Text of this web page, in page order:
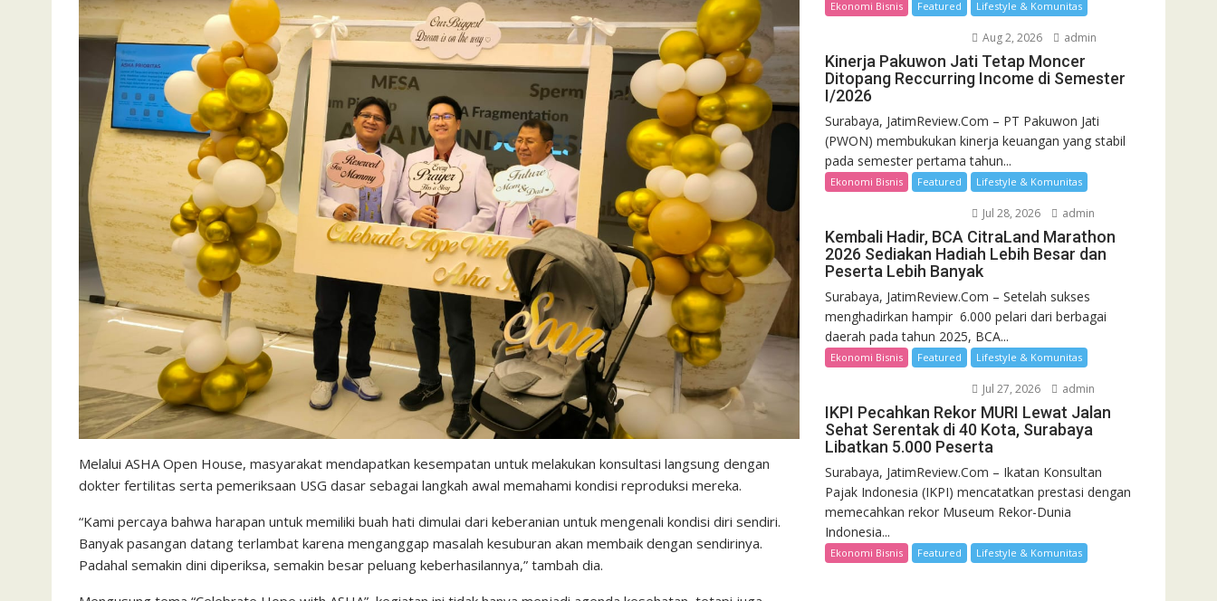
Melalui ASHA Open House, masyarakat mendapatkan kesempatan untuk melakukan konsultasi langsung dengan
dokter fertilitas serta pemeriksaan USG dasar sebagai langkah awal memahami kondisi reproduksi mereka.
“Kami percaya bahwa harapan untuk memiliki buah hati dimulai dari keberanian untuk mengenali kondisi diri sendiri.
Banyak pasangan datang terlambat karena menganggap masalah kesuburan akan membaik dengan sendirinya.
Padahal semakin dini diperiksa, semakin besar peluang keberhasilannya,” tambah dia.
Ekonomi Bisnis Featured Lifestyle & Komunitas
Aug 2, 2026 admin
Kinerja Pakuwon Jati Tetap Moncer
Ditopang Reccurring Income di Semester
I/2026
Surabaya, JatimReview.Com – PT Pakuwon Jati
(PWON) membukukan kinerja keuangan yang stabil
pada semester pertama tahun...
Ekonomi Bisnis Featured Lifestyle & Komunitas
Jul 28, 2026 admin
Kembali Hadir, BCA CitraLand Marathon
2026 Sediakan Hadiah Lebih Besar dan
Peserta Lebih Banyak
Surabaya, JatimReview.Com – Setelah sukses
menghadirkan hampir 6.000 pelari dari berbagai
daerah pada tahun 2025, BCA...
Ekonomi Bisnis Featured Lifestyle & Komunitas
Jul 27, 2026 admin
IKPI Pecahkan Rekor MURI Lewat Jalan
Sehat Serentak di 40 Kota, Surabaya
Libatkan 5.000 Peserta
Surabaya, JatimReview.Com – Ikatan Konsultan
Pajak Indonesia (IKPI) mencatatkan prestasi dengan
memecahkan rekor Museum Rekor-Dunia
Indonesia...
Ekonomi Bisnis Featured Lifestyle & Komunitas